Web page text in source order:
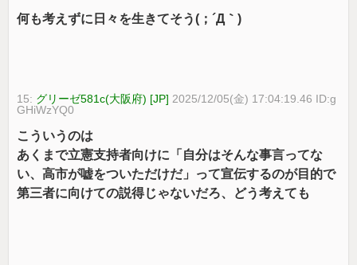
何も考えずに日々を生きてそう(；´Д｀)
15: グリーゼ581c(大阪府) [JP] 2025/12/05(金) 17:04:19.46 ID:g
GHiWzYQ0
こういうのは
あくまで立憲支持者向けに「自分はそんな事言ってな
い、高市が嘘をついただけだ」って宣伝するのが目的で
第三者に向けての説得じゃないだろ、どう考えても